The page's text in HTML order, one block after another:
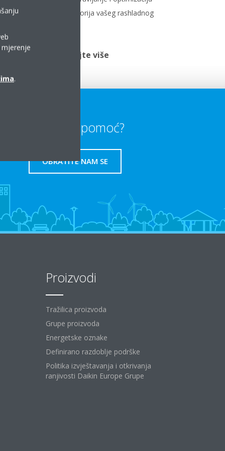
licu
radnih prostorija vašeg rashladnog
Pročitajte više
Trebate li pomoć?
OBRATITE NAM SE
Proizvodi
Tražilica proizvoda
Grupe proizvoda
Energetske oznake
Definirano razdoblje podrške
Politika izvještavanja i otkrivanja
ranjivosti Daikin Europe Grupe
mjerenje
.